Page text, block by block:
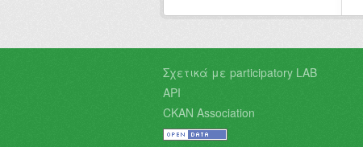
Σχετικά με participatory LAB
API
CKAN Association